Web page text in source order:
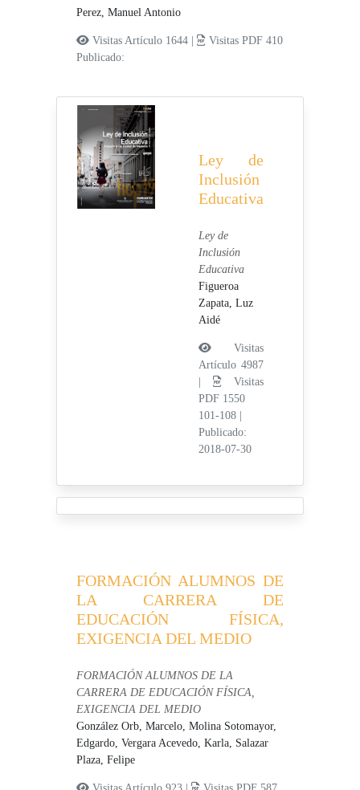
Perez, Manuel Antonio
Visitas Artículo 1644 |
Visitas PDF 410
Publicado:
Ley de
Inclusión
Educativa
Ley de
Inclusión
Educativa
Figueroa
Zapata, Luz
Aidé
Visitas
Artículo 4987
Visitas
PDF 1550
101-108
Publicado:
2018-07-30
FORMACIÓN ALUMNOS DE
LA CARRERA DE
EDUCACIÓN FÍSICA,
EXIGENCIA DEL MEDIO
FORMACIÓN ALUMNOS DE LA
CARRERA DE EDUCACIÓN FÍSICA,
EXIGENCIA DEL MEDIO
González Orb, Marcelo,Molina Sotomayor,
Edgardo,Vergara Acevedo, Karla, Salazar
Plaza, Felipe